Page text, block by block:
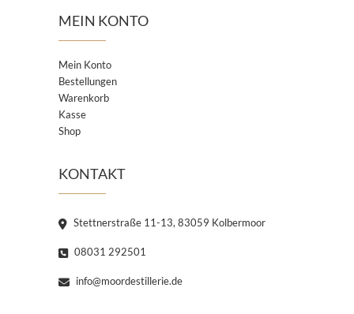
MEIN KONTO
Mein Konto
Bestellungen
Warenkorb
Kasse
Shop
KONTAKT
Stettnerstraße 11-13, 83059 Kolbermoor
08031 292501
info@moordestillerie.de